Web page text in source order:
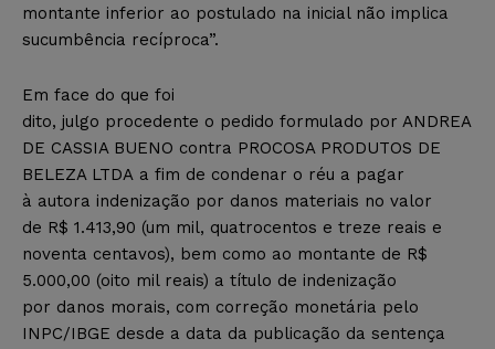
montante inferior ao postulado na inicial não implica
sucumbência recíproca”.
Em face do que foi
dito, julgo procedente o pedido formulado por ANDREA
DE CASSIA BUENO contra PROCOSA PRODUTOS DE
BELEZA LTDA a fim de condenar o réu a pagar
à autora indenização por danos materiais no valor
de R$ 1.413,90 (um mil, quatrocentos e treze reais e
noventa centavos), bem como ao montante de R$
5.000,00 (oito mil reais) a título de indenização
por danos morais, com correção monetária pelo
INPC/IBGE desde a data da publicação da sentença